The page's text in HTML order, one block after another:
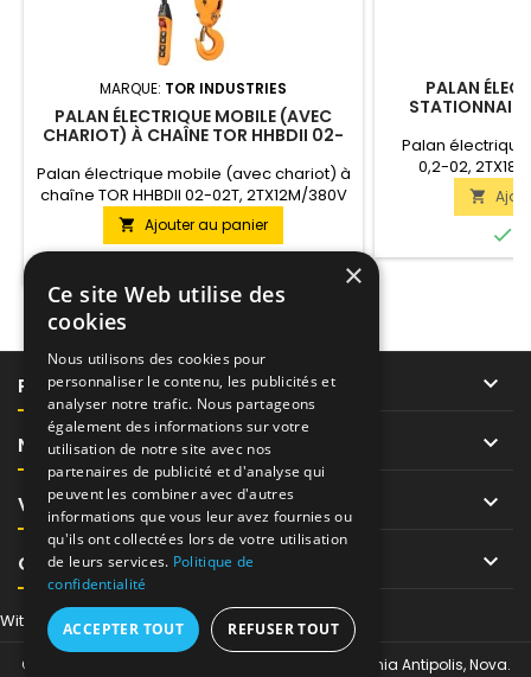
MARQUE: TOR INDUSTRIES
PALAN ÉLECTRIQUE MOBILE (AVEC
CHARIOT) À CHAÎNE TOR HHBDII 02-
Palan électrique mobile (avec chariot) à
chaîne TOR HHBDII 02-02T, 2TX12M/380V
Palan électrique à chaîne TOR HHBDII
0,2-02T, 2TX12M/380V est une des
versions du modèle HHBDII. Cette version
soulève des charges pesant jusqu'à 2
tonnes jusqu'à une hauteur de 12 mètres.
Ce palan est réalisé en version mobile.
 Ajouter au panier
PALAN
Palan électrique
0,2-02,
versions du
soulève des
tonnes jusqu'à
Ce palan est


PRODUITS 
NOTRE SOCIÉTÉ 
VOTRE COMPTE 
CONTACT 
Withdraw from contract here
© Copyright 2026 Tor-Industries chez Regus Sophia Antipolis, Nova.
×
Ce site Web utilise des
cookies
Nous utilisons des cookies pour
personnaliser le contenu, les publicités et
analyser notre trafic. Nous partageons
également des informations sur votre
utilisation de notre site avec nos
partenaires de publicité et d'analyse qui
peuvent les combiner avec d'autres
informations que vous leur avez fournies ou
qu'ils ont collectées lors de votre utilisation
de leurs services. Politique de
confidentialité
ACCEPTER TOUT REFUSER TOUT